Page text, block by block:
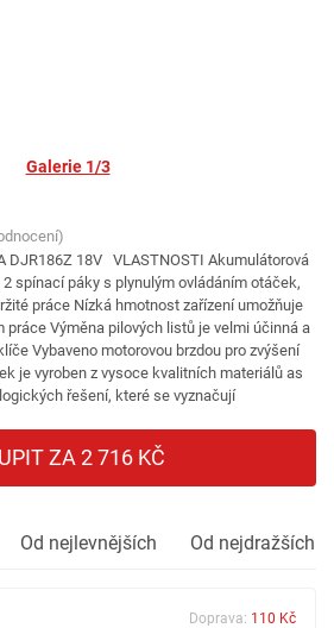
Galerie 1/3
DJR186Z 18V VLASTNOSTI Akumulátorová
spínací páky s plynulým ovládáním otáček,
práce Nízká hmotnost zařízení umožňuje
práce Výměna pilových listů je velmi účinná a
Vybaveno motorovou brzdou pro zvýšení
je vyroben z vysoce kvalitních materiálů as
řešení, které se vyznačují
ZA 2 716 KČ
Od nejlevnějších Od nejdražších
Doprava: 110 Kč